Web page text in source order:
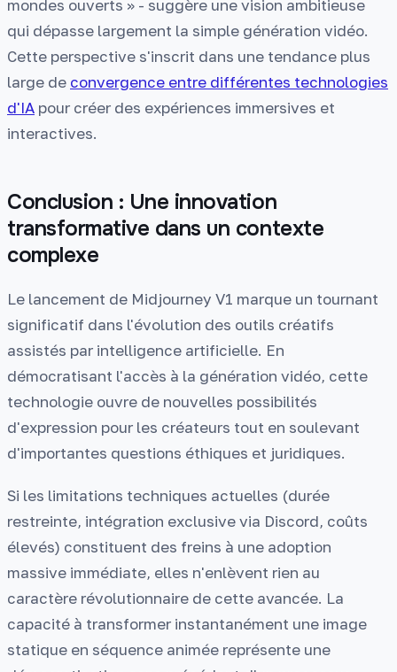
mondes ouverts » - suggère une vision ambitieuse
qui dépasse largement la simple génération vidéo.
Cette perspective s'inscrit dans une tendance plus
large de convergence entre différentes technologies
d'IA pour créer des expériences immersives et
interactives.
Conclusion : Une innovation
transformative dans un contexte
complexe
Le lancement de Midjourney V1 marque un tournant
significatif dans l'évolution des outils créatifs
assistés par intelligence artificielle. En
démocratisant l'accès à la génération vidéo, cette
technologie ouvre de nouvelles possibilités
d'expression pour les créateurs tout en soulevant
d'importantes questions éthiques et juridiques.
Si les limitations techniques actuelles (durée
restreinte, intégration exclusive via Discord, coûts
élevés) constituent des freins à une adoption
massive immédiate, elles n'enlèvent rien au
caractère révolutionnaire de cette avancée. La
capacité à transformer instantanément une image
statique en séquence animée représente une